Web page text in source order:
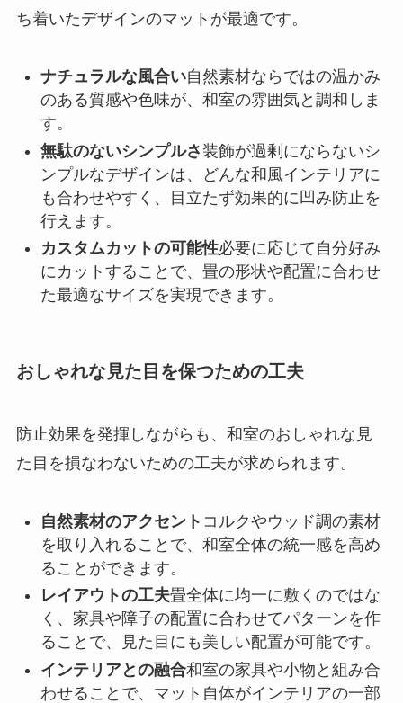
ち着いたデザインのマットが最適です。
ナチュラルな風合い自然素材ならではの温かみ
のある質感や色味が、和室の雰囲気と調和しま
す。
無駄のないシンプルさ 装飾が過剰にならないシ
ンプルなデザインは、どんな和風インテリアに
も合わせやすく、目立たず効果的に凹み防止を
行えます。
カスタムカットの可能性必要に応じて自分好み
にカットすることで、畳の形状や配置に合わせ
た最適なサイズを実現できます。
おしゃれな見た目を保つための工夫
防止効果を発揮しながらも、和室のおしゃれな見
た目を損なわないための工夫が求められます。
自然素材のアクセント コルクやウッド調の素材
を取り入れることで、和室全体の統一感を高め
ることができます。
レイアウトの工夫畳全体に均一に敷くのではな
く、家具や障子の配置に合わせてパターンを作
ることで、見た目にも美しい配置が可能です。
インテリアとの融合和室の家具や小物と組み合
わせることで、マット自体がインテリアの一部